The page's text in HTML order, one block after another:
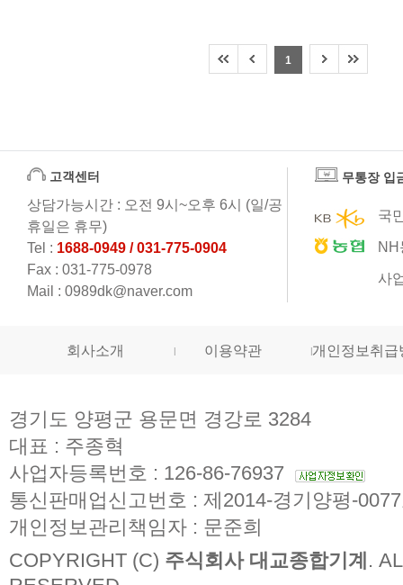
1
고객센터
상담가능시간 : 오전 9시~오후 6시 (일/공
휴일은 휴무)
Tel : 1688-0949 / 031-775-0904
Fax : 031-775-0978
Mail : 0989dk@naver.com
무통장 입
국
사
회사소개 이용약관 개인정보취급
경기도 양평군 용문면 경강로 3284
대표 : 주종혁
사업자등록번호 : 126-86-76937
통신판매업신고번호 : 제2014-경기양평-
개인정보관리책임자 : 문준희
COPYRIGHT (C) 주식회사 대교종합기계 .